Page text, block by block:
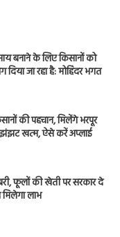
बनाने के लिए किसानों को
जा रहा है: मोहिंदर भगत
की पहचान, मिलेंगे भरपूर
झंझट खत्म, ऐसे करें अप्लाई
फूलों की खेती पर सरकार दे
लाभ